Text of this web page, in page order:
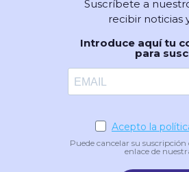
Suscríbete a
recibir noticias
Introduce aquí tu
para
Acepto la
Puede cancelar su
enlace de